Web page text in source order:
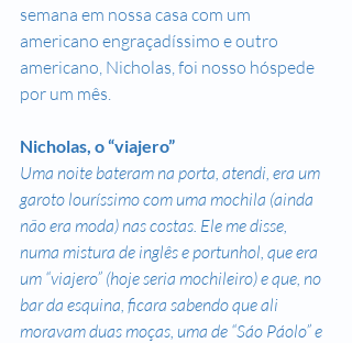
semana em nossa casa com um
americano engraçadíssimo e outro
americano, Nicholas, foi nosso hóspede
por um mês.
Nicholas, o “viajero”
Uma noite bateram na porta, atendi, era um
garoto louríssimo com uma mochila (ainda
não era moda) nas costas. Ele me disse,
numa mistura de inglês e portunhol, que era
um “viajero” (hoje seria mochileiro) e que, no
bar da esquina, ficara sabendo que ali
moravam duas moças, uma de “Sáo Páolo” e